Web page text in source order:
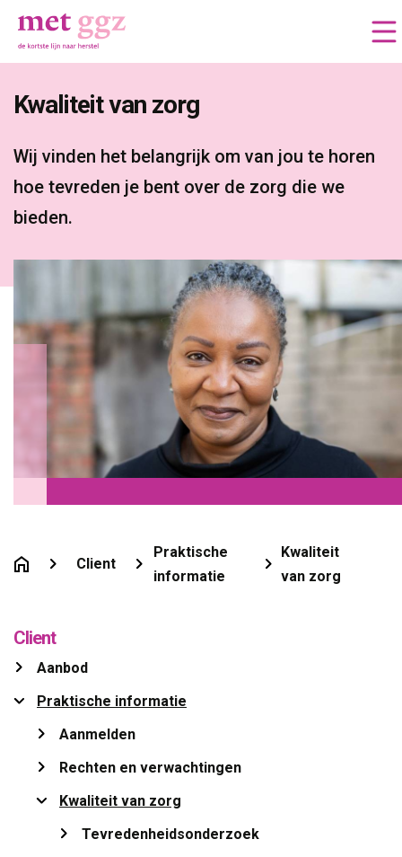
Kwaliteit van zorg
Wij vinden het belangrijk om van jou te horen
hoe tevreden je bent over de zorg die we
bieden.
Client
Praktische
informatie
Kwaliteit
van zorg
Client
Aanbod
Praktische informatie
Aanmelden
Rechten en verwachtingen
Kwaliteit van zorg
Tevredenheidsonderzoek